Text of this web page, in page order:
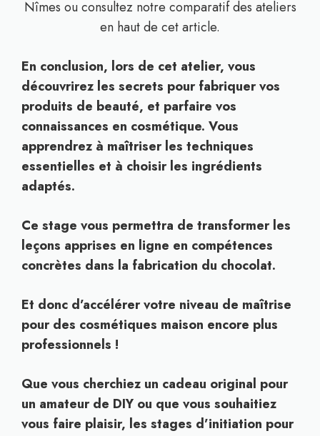
Nîmes ou consultez notre comparatif des ateliers
en haut de cet article.
En conclusion, lors de cet atelier, vous
découvrirez les secrets pour fabriquer vos
produits de beauté, et parfaire vos
connaissances en cosmétique. Vous
apprendrez à maîtriser les techniques
essentielles et à choisir les ingrédients
adaptés.
Ce stage vous permettra de transformer les
leçons apprises en ligne en compétences
concrètes dans la fabrication du chocolat.
Et donc d’accélérer votre niveau de maîtrise
pour des cosmétiques maison encore plus
professionnels !
Que vous cherchiez un cadeau original pour
un amateur de DIY ou que vous souhaitiez
vous faire plaisir, les stages d’initiation pour